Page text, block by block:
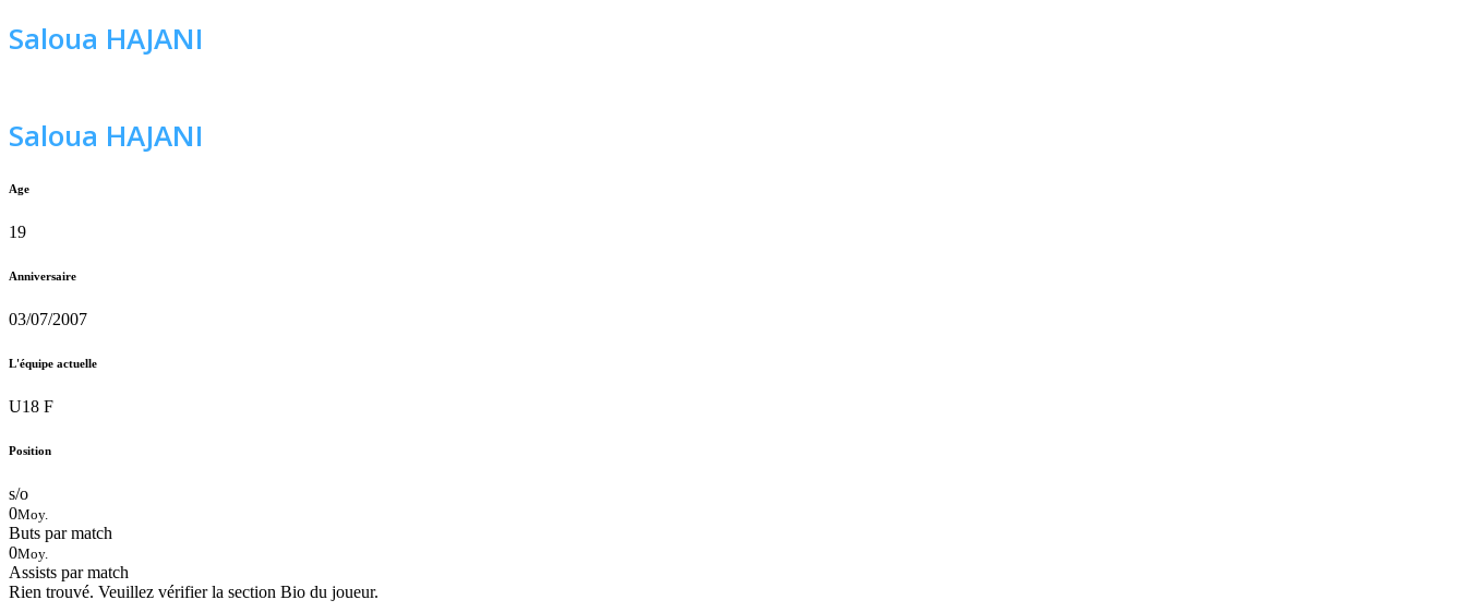
Saloua HAJANI
Saloua HAJANI
Age
19
Anniversaire
03/07/2007
L'équipe actuelle
U18 F
Position
s/o
0Moy.
Buts par match
0Moy.
Assists par match
Rien trouvé. Veuillez vérifier la section Bio du joueur.